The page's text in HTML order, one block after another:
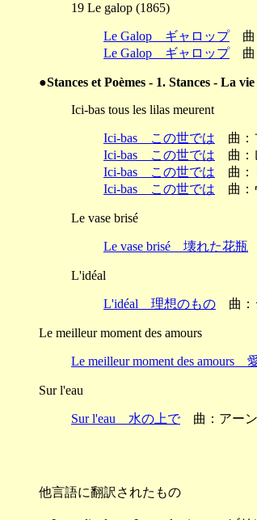
19 Le galop (1865)
Le Galop ギャロップ曲
Le Galop ギャロップ曲
●Stances et Poèmes - 1. Stances - La
Ici-bas tous les lilas meurent
Ici-bas この世では 曲：
Ici-bas この世では 曲：
Ici-bas この世では 曲：
Ici-bas この世では 曲：
Le vase brisé
Le vase brisé 壊れた花瓶
L'idéal
L'idéal 理想のもの 曲：
Le meilleur moment des amours
Le meilleur moment des amours
Sur l'eau
Sur l'eau 水の上で曲：アーン
他言語に翻訳されたもの